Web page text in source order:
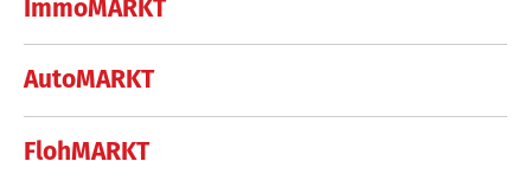
ImmoMARKT
AutoMARKT
FlohMARKT